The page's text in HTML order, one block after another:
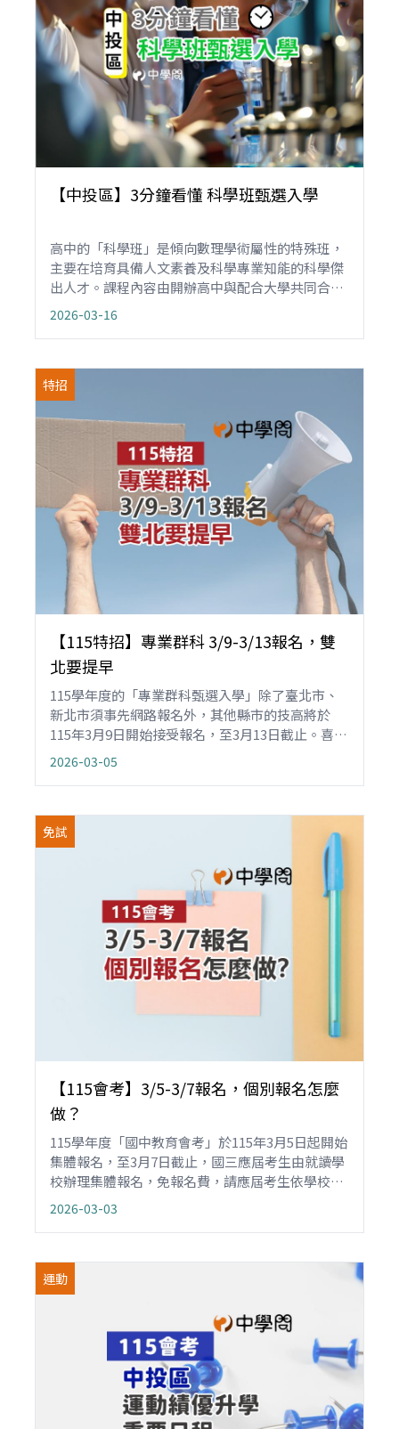
【中投區】3分鐘看懂 科學班甄選入學
高中的「科學班」是傾向數理學術屬性的特殊班，
主要在培育具備人文素養及科學專業知能的科學傑
出人才。課程內容由開辦高中與配合大學共同合作
規劃，將高中課程濃縮於高一高二上完，高三則修
習合作大學的數理課程，並進行專題研究，讓具有
2026-03-16
特招
【115特招】專業群科 3/9-3/13報名，雙
北要提早
115學年度的「專業群科甄選入學」除了臺北市、
新北市須事先網路報名外，其他縣市的技高將於
115年3月9日開始接受報名，至3月13日截止。喜歡
動手做，對技職某一專業群科有興趣、想提早就定
位的國三同學，可以向招生技職學校個別報名或參
2026-03-05
免試
【115會考】3/5-3/7報名，個別報名怎麼
做？
115學年度「國中教育會考」於115年3月5日起開始
集體報名，至3月7日截止，國三應屆考生由就讀學
校辦理集體報名，免報名費，請應屆考生依學校規
定時間繳交相片等資料；其他非國中應屆畢業生或
持國外學歷、大陸學歷的考生，則可採個別報名，
繳報名費）。
2026-03-03
運動